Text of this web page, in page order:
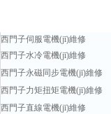
西門子伺服電機(jī)維修
西門子水冷電機(jī)維修
西門子永磁同步電機(jī)維修
西門子力矩扭矩電機(jī)維修
西門子直線電機(jī)維修